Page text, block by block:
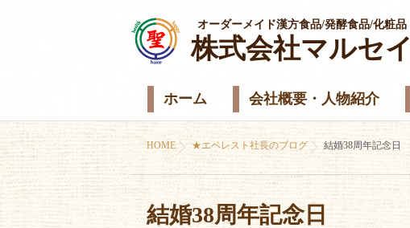
オーダーメイド漢方食品/発酵食品/化粧品
株式会社マルセイ
ホーム 会社概要・人物紹介
HOME ★エベレスト社長のブログ 結婚38周年記念日
結婚38周年記念日